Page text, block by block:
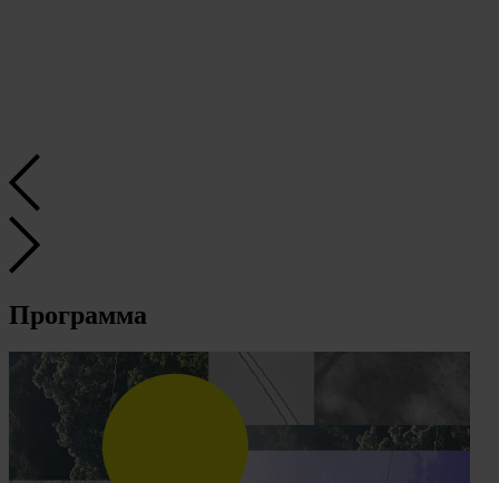
Программа